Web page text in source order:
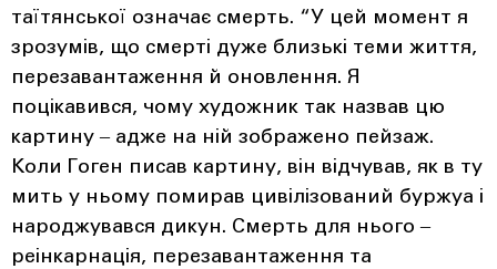
таїтянської означає смерть. “У цей момент я
зрозумів, що смерті дуже близькі теми життя,
перезавантаження й оновлення. Я
поцікавився, чому художник так назвав цю
картину ‒ адже на ній зображено пейзаж.
Коли Гоген писав картину, він відчував, як в ту
мить у ньому помирав цивілізований буржуа і
народжувався дикун. Смерть для нього ‒
реінкарнація, перезавантаження та